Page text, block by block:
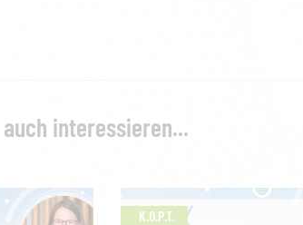
interessieren...
K.O.P.T.